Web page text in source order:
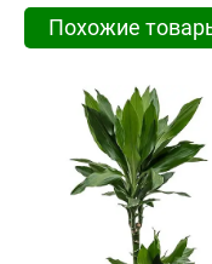
Похожие